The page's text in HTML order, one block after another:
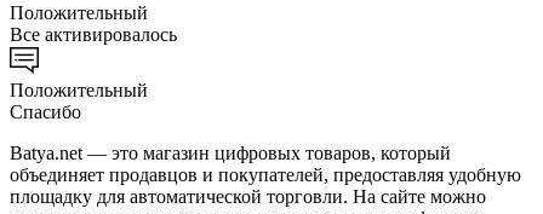
Положительный
Все активировалось
Положительный
Спасибо
Batya.net — это магазин цифровых товаров, который
объединяет продавцов и покупателей, предоставляя удобную
площадку для автоматической торговли. На сайте можно